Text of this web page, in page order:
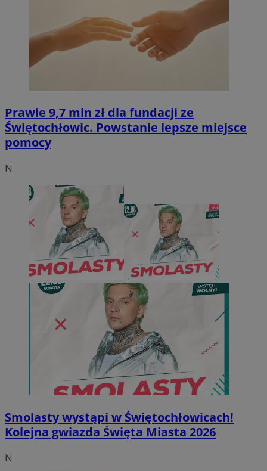
Prawie 9,7 mln zł dla fundacji ze
Świętochłowic. Powstanie lepsze miejsce
pomocy
N
Smolasty wystąpi w Świętochłowicach!
Kolejna gwiazda Święta Miasta 2026
N